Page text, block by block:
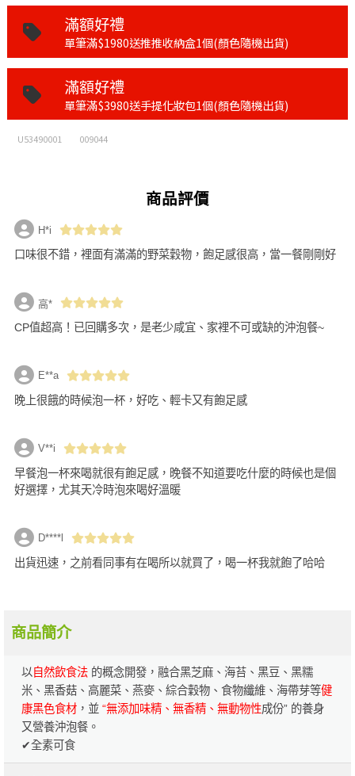
滿額好禮
單筆滿$1980送推推收納盒1個(顏色隨機出貨)
滿額好禮
單筆滿$3980送手提化妝包1個(顏色隨機出貨)
U53490001 009044
商品評價
H*i
口味很不錯，裡面有滿滿的野菜穀物，飽足感很高，當一餐剛剛好
高*
CP值超高！已回購多次，是老少咸宜、家裡不可或缺的沖泡餐~
E**a
晚上很餓的時候泡一杯，好吃、輕卡又有飽足感
V**i
早餐泡一杯來喝就很有飽足感，晚餐不知道要吃什麼的時候也是個
好選擇，尤其天冷時泡來喝好溫暖
D****l
出貨迅速，之前看同事有在喝所以就買了，喝一杯我就飽了哈哈
商品簡介
以 自然飲食法的概念開發，融合黑芝麻、海苔、黑豆、黑糯
米、黑香菇、高麗菜、燕麥、綜合穀物、食物纖維、海帶芽等健
康黑色食材，並 “無添加味精、無香精、無動物性成份” 的養身
又營養沖泡餐。
✔全素可食